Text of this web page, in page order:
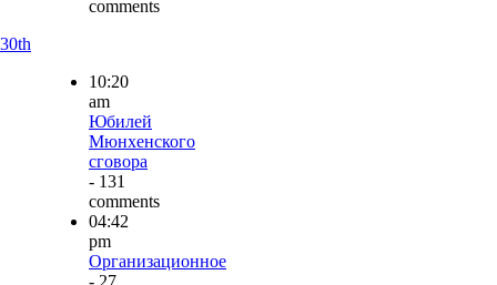
comments
30th
10:20
am
Юбилей
Мюнхенского
сговора
- 131
comments
04:42
pm
Организационное